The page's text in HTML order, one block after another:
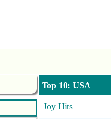
Top 10: USA
Joy Hits